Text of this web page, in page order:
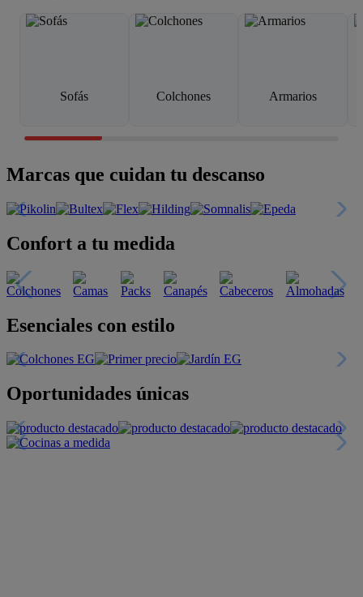
Sofás Colchones Armarios
Marcas que cuidan tu descanso
Confort a tu medida
Esenciales con estilo
Oportunidades únicas